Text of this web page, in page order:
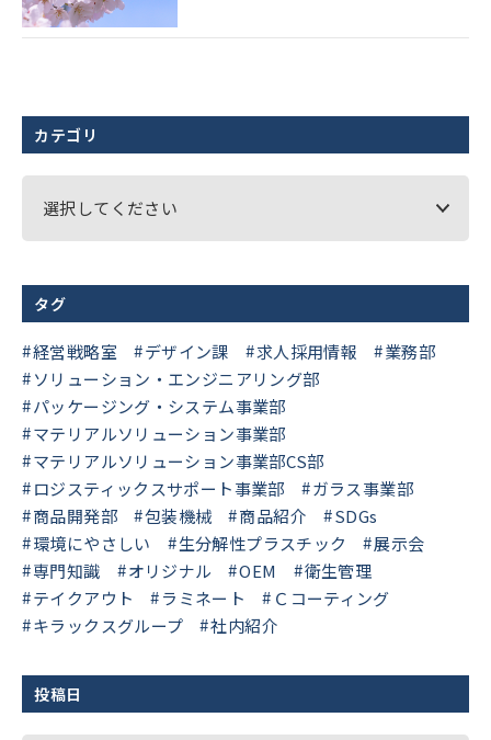
カテゴリ
選択してください
タグ
経営戦略室 デザイン課 求人採用情報
業務部
ソリューション・エンジニアリング部
パッケージング・システム事業部
マテリアルソリューション事業部
マテリアルソリューション事業部CS部
ロジスティックスサポート事業部
ガラス事業部
商品開発部
包装機械 商品紹介
SDGs
環境にやさしい
生分解性プラスチック
展示会
専門知識
オリジナル OEM
衛生管理
テイクアウト
ラミネート
Ｃコーティング
キラックスグループ
社内紹介
投稿日